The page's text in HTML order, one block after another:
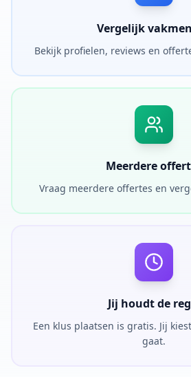
Vergelijk
Bekijk profielen, reviews en
Meerdere
Vraag meerdere offertes en
Jij houdt de
Een klus plaatsen is gratis. Jij
gaat.